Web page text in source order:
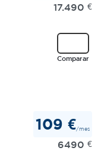
17.490 €
Comparar
109 €/mes
6490 €